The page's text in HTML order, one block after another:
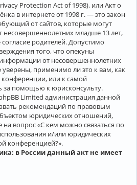
Protection Act of 1998), или Акт о
в интернете от 1998 г. — это закон
от сайтов, которые могут
младше 13 лет,
родителей. Допустимо
того, что опекуны
от несовершеннолетних
уверены, применимо ли это к вам, как
или к самой
за помощью к юрисконсульту.
Limited администрация данной
рекомендаций по правовым
юридических отношений,
на вопрос «С кем можно связаться по
и/или юридических
конференцией?».
в России данный акт не имеет